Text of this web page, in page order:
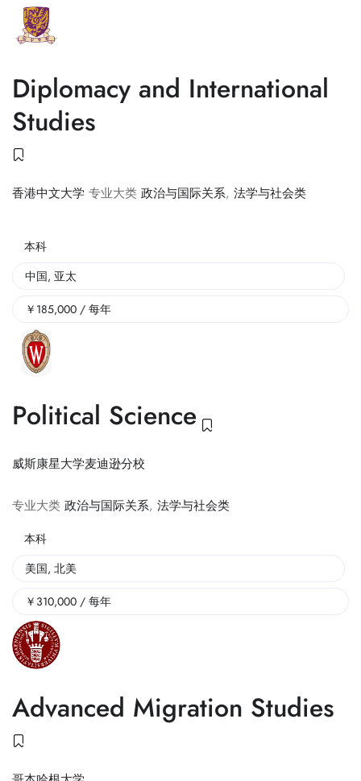
Diplomacy and International
Studies
香港中文大学 专业大类 政治与国际关系, 法学与社会类
本科
中国, 亚太
￥ 185,000 / 每年
Political Science
威斯康星大学麦迪逊分校
专业大类 政治与国际关系, 法学与社会类
本科
美国, 北美
￥ 310,000 / 每年
Advanced Migration Studies